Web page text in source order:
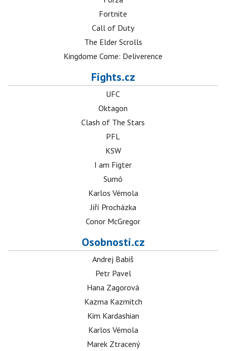
Fortnite
Call of Duty
The Elder Scrolls
Kingdome Come: Deliverence
Fights.cz
UFC
Oktagon
Clash of The Stars
PFL
KSW
I am Figter
Sumó
Karlos Vémola
Jiří Procházka
Conor McGregor
Osobnosti.cz
Andrej Babiš
Petr Pavel
Hana Zagorová
Kazma Kazmitch
Kim Kardashian
Karlos Vémola
Marek Ztracený